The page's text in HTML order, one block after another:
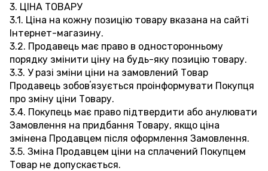
3. ЦІНА ТОВАРУ
3.1. Ціна на кожну позицію товару вказана на сайті
Інтернет-магазину.
3.2. Продавець має право в односторонньому
порядку змінити ціну на будь-яку позицію товару.
3.3. У разі зміни ціни на замовлений Товар
Продавець зобовʼязується проінформувати Покупця
про зміну ціни Товару.
3.4. Покупець має право підтвердити або анулювати
Замовлення на придбання Товару, якщо ціна
змінена Продавцем після оформлення Замовлення.
3.5. Зміна Продавцем ціни на сплачений Покупцем
Товар не допускається.